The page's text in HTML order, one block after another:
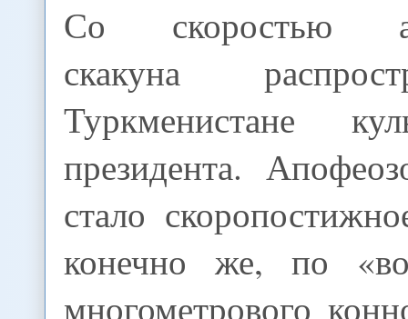
Со скоростью
скакуна
Туркменистане
президента.
стало
конечно же, по
многометрового